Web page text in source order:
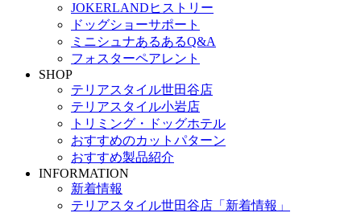
JOKERLANDヒストリー
ドッグショーサポート
ミニシュナあるあるQ&A
フォスターペアレント
SHOP
テリアスタイル世田谷店
テリアスタイル小岩店
トリミング・ドッグホテル
おすすめのカットパターン
おすすめ製品紹介
INFORMATION
新着情報
テリアスタイル世田谷店「新着情報」